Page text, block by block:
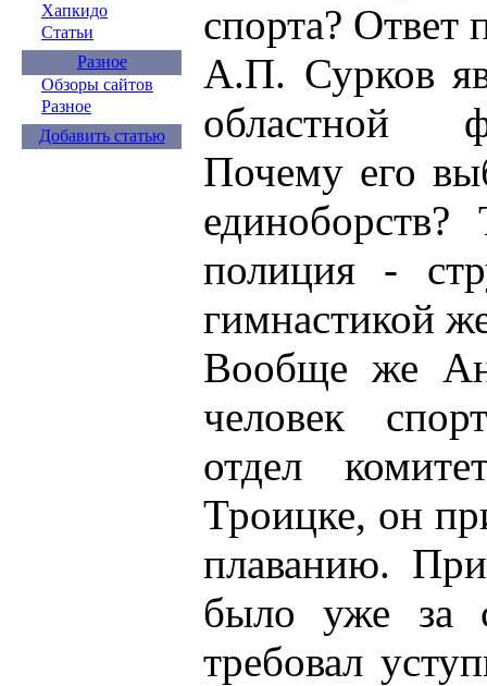
Хапкидо
Статьи
Разное
Обзоры сайтов
Разное
Добавить статью
спорта? Ответ
А.П. Сурков
областной
Почему его
единоборств?
полиция -
гимнастикой
Вообще же
человек
отдел
Троицке, он
плаванию.
было уже за
требовал